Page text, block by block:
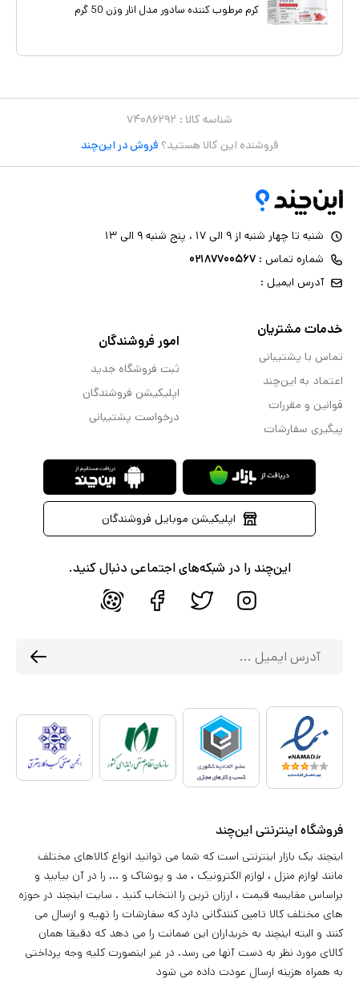
کرم مرطوب کننده سادور مدل انار وزن 50 گرم
شناسه کالا : ۷۴۰۸۶۲۹۲
فروشنده این کالا هستید؟ فروش در این‌چند
شنبه تا چهار شنبه از ۹ الی ۱۷ ، پنج شنبه ۹ الی ۱۳
شماره تماس : ۰۲۱۸۷۷۰۰۵۶۷
آدرس ایمیل :
خدمات مشتریان
تماس با پشتیبانی
اعتماد به این‌چند
قوانین و مقررات
پیگیری سفارشات
امور فروشندگان
ثبت فروشگاه جدید
اپلیکیشن فروشندگان
درخواست پشتیبانی
اپلیکیشن موبایل فروشندگان
این‌چند را در شبکه‌های اجتماعی دنبال کنید.
فروشگاه اینترنتی این‌چند
اینچند یک بازار اینترنتی است که شما می توانید انواع کالاهای مختلف
مانند لوازم منزل ، لوازم الکترونیک ، مد و پوشاک و ... را در آن بیابید و
براساس مقایسه قیمت ، ارزان ترین را انتخاب کنید . سایت اینچند در حوزه
های مختلف کالا تامین کنندگانی دارد که سفارشات را تهیه و ارسال می
کنند و البته اینچند به خریداران این ضمانت را می دهد که دقیقا همان
کالای مورد نظر به دست آنها می رسد. در غیر اینصورت کلیه وجه پرداختی
به همراه هزینه ارسال عودت داده می شود